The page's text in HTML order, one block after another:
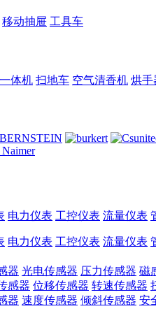
移动抽屉 工具车
体机 扫地车 空气清香机 烘手
电力仪表 工控仪表 流量仪表
电力仪表 工控仪表 流量仪表
器 光电传感器 压力传感器 磁
感器 位移传感器 转速传感器
器 速度传感器 倾斜传感器 安